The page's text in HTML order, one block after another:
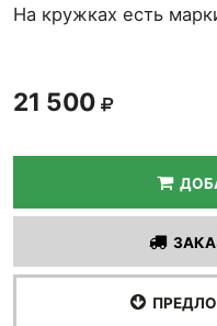
На кружках есть
21 500